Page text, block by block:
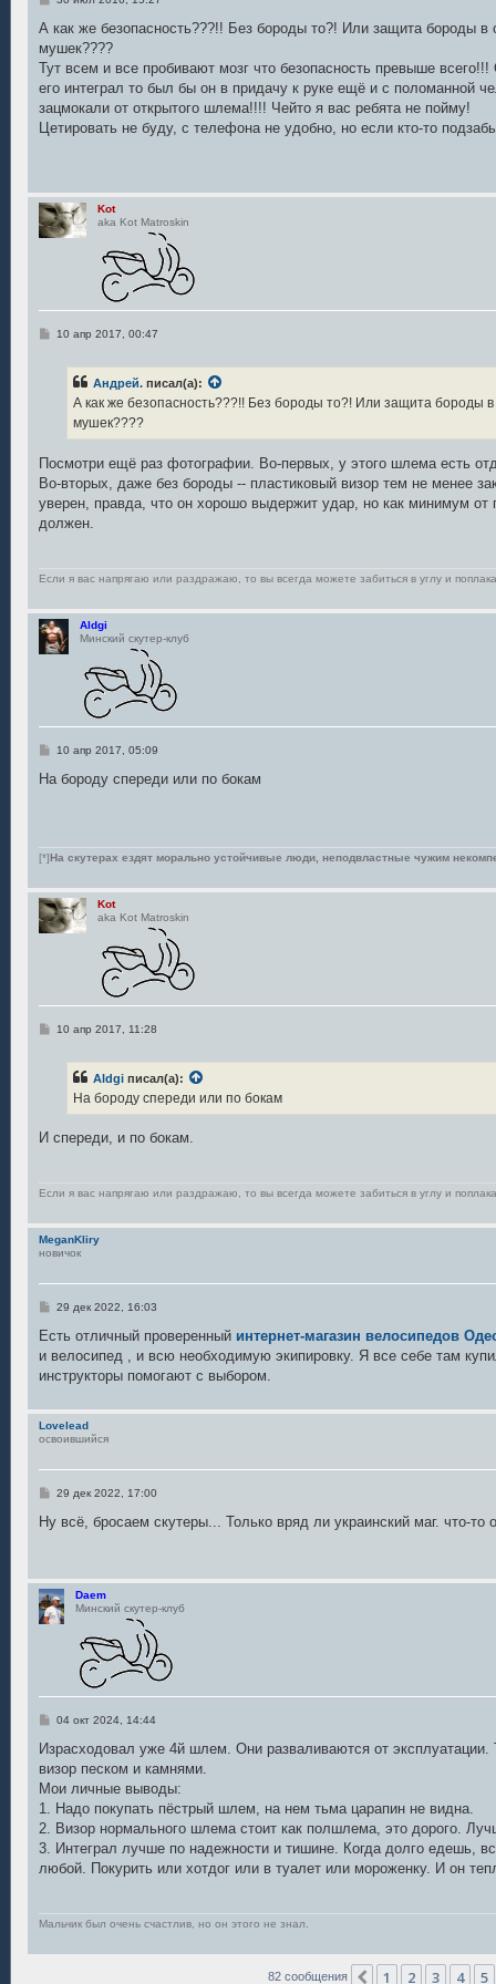
о
щ
е
и
е
А как же безопасность???!! Без бороды то?! Или защита бороды
мушек????
Тут всем и все пробивают мозг что безопасность превыше
его интеграл то был бы он в придачу к руке ещё и с поломанной
зацмокали от открытого шлема!!!! Чейто я вас ребята не пойму!
Цетировать не буду, с телефона не удобно, но если кто-то
Kot
aka Kot Matroskin
С10 апр 2017, 00:47
Андрей. писал(а):
А как же безопасность???!! Без бороды то?! Или защита бороды
мушек????
Посмотри ещё раз фотографии. Во-первых, у этого шлема есть
Во-вторых, даже без бороды -- пластиковый визор тем не менее
уверен, правда, что он хорошо выдержит удар, но как минимум от
должен.
Если я вас напрягаю или раздражаю, то вы всегда можете забиться в углу и
Aldgi
Минский скутер-клуб
С
о
е
10 апр 2017, 05:09
На бороду спереди или по бокам
[*]На скутерах ездят морально устойчивые люди, неподвластные чужим
Kot
aka Kot Matroskin
С
е
10 апр 2017, 11:28
Aldgi писал(а):
На бороду спереди или по бокам
И спереди, и по бокам.
Если я вас напрягаю или раздражаю, то вы всегда можете забиться в углу и
MeganKliry
новичок
С
о
щ
е
е
29 дек 2022, 16:03
Есть отличный проверенный интернет-магазин велосипедов
и велосипед , и всю необходимую экипировку. Я все себе там
инструкторы помогают с выбором.
Lovelead
освоившийся
С
о
б
и
е
29 дек 2022, 17:00
Ну всё, бросаем скутеры... Только вряд ли украинский маг. что-то
Daem
Минский скутер-клуб
С
о
б
щ
е
и
е
04 окт 2024, 14:44
Израсходовал уже 4й шлем. Они разваливаются от эксплуатации.
визор песком и камнями.
Мои личные выводы:
1. Надо покупать пёстрый шлем, на нем тьма царапин не видна.
2. Визор нормального шлема стоит как полшлема, это дорого.
3. Интеграл лучше по надежности и тишине. Когда долго едешь,
любой. Покурить или хотдог или в туалет или мороженку. И он
Мальчик был очень счастлив, но он этого не знал.
82 сообщения Пред.
1 2 3 4 5